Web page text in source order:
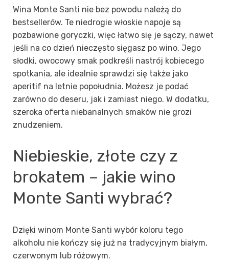
Wina Monte Santi nie bez powodu należą do
bestsellerów. Te niedrogie włoskie napoje są
pozbawione goryczki, więc łatwo się je sączy, nawet
jeśli na co dzień nieczęsto sięgasz po wino. Jego
słodki, owocowy smak podkreśli nastrój kobiecego
spotkania, ale idealnie sprawdzi się także jako
aperitif na letnie popołudnia. Możesz je podać
zarówno do deseru, jak i zamiast niego. W dodatku,
szeroka oferta niebanalnych smaków nie grozi
znudzeniem.
Niebieskie, złote czy z
brokatem – jakie wino
Monte Santi wybrać?
Dzięki winom Monte Santi wybór koloru tego
alkoholu nie kończy się już na tradycyjnym białym,
czerwonym lub różowym.